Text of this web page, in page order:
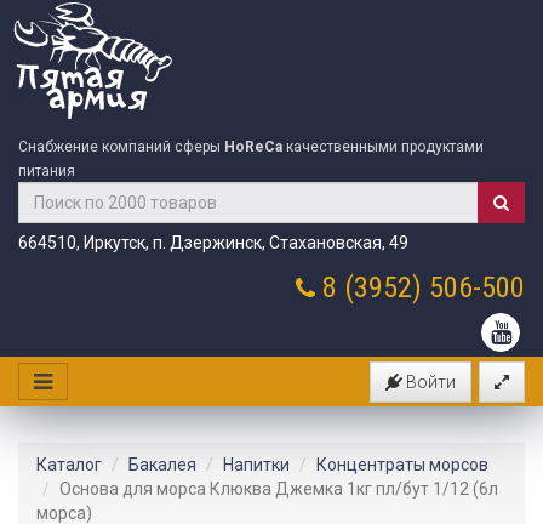
Снабжение компаний сферы HoReCa качественными продуктами
питания
664510, Иркутск, п. Дзержинск, Стахановская, 49
8 (3952) 506-500
Войти
Каталог Бакалея Напитки
Концентраты морсов
Основа для морса Клюква Джемка 1кг пл/бут 1/12 (6л
морса)